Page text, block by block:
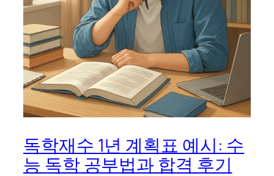
독학재수 1년 계획표 예시: 수
능 독학 공부법과 합격 후기